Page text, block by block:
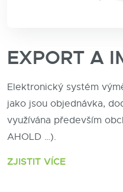
EXPORT A
Elektronický systém
jako jsou objednávka,
využívána především
AHOLD …).
ZJISTIT VÍCE